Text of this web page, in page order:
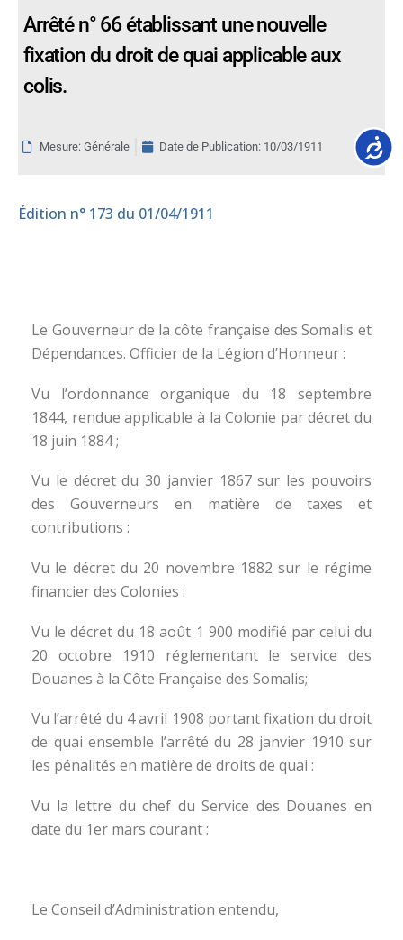
Arrêté n° 66 établissant une nouvelle
fixation du droit de quai applicable aux
colis.
Mesure: Générale Date de Publication: 10/03/1911
Édition n° 173 du 01/04/1911
Le Gouverneur de la côte française des Somalis et
Dépendances. Officier de la Légion d’Honneur :
Vu l’ordonnance organique du 18 septembre
1844, rendue applicable à la Colonie par décret du
18 juin 1884 ;
Vu le décret du 30 janvier 1867 sur les pouvoirs
des Gouverneurs en matière de taxes et
contributions :
Vu le décret du 20 novembre 1882 sur le régime
financier des Colonies :
Vu le décret du 18 août 1 900 modifié par celui du
20 octobre 1910 réglementant le service des
Douanes à la Côte Française des Somalis;
Vu l’arrêté du 4 avril 1908 portant fixation du droit
de quai ensemble l’arrêté du 28 janvier 1910 sur
les pénalités en matière de droits de quai :
Vu la lettre du chef du Service des Douanes en
date du 1er mars courant :
Le Conseil d’Administration entendu,